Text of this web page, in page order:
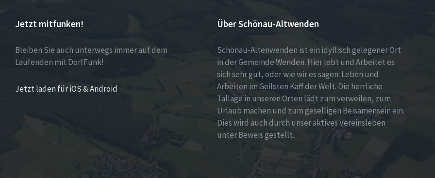
Jetzt mitfunken!
Bleiben Sie auch unterwegs immer auf dem
Laufenden mit DorfFunk!
Jetzt laden für iOS & Android
Über Schönau-Altwenden
Schönau-Altenwenden ist ein idyllisch gelegener Ort
in der Gemeinde Wenden. Hier lebt und Arbeitet es
sich sehr gut, oder wie wir es sagen: Leben und
Arbeiten im Geilsten Kaff der Welt. Die herrliche
Tallage in unseren Orten lädt zum verweilen, zum
Urlaub machen und zum geselligen Beisamensein ein.
Dies wird auch durch unser aktives Vereinsleben
unter Beweis gestellt.